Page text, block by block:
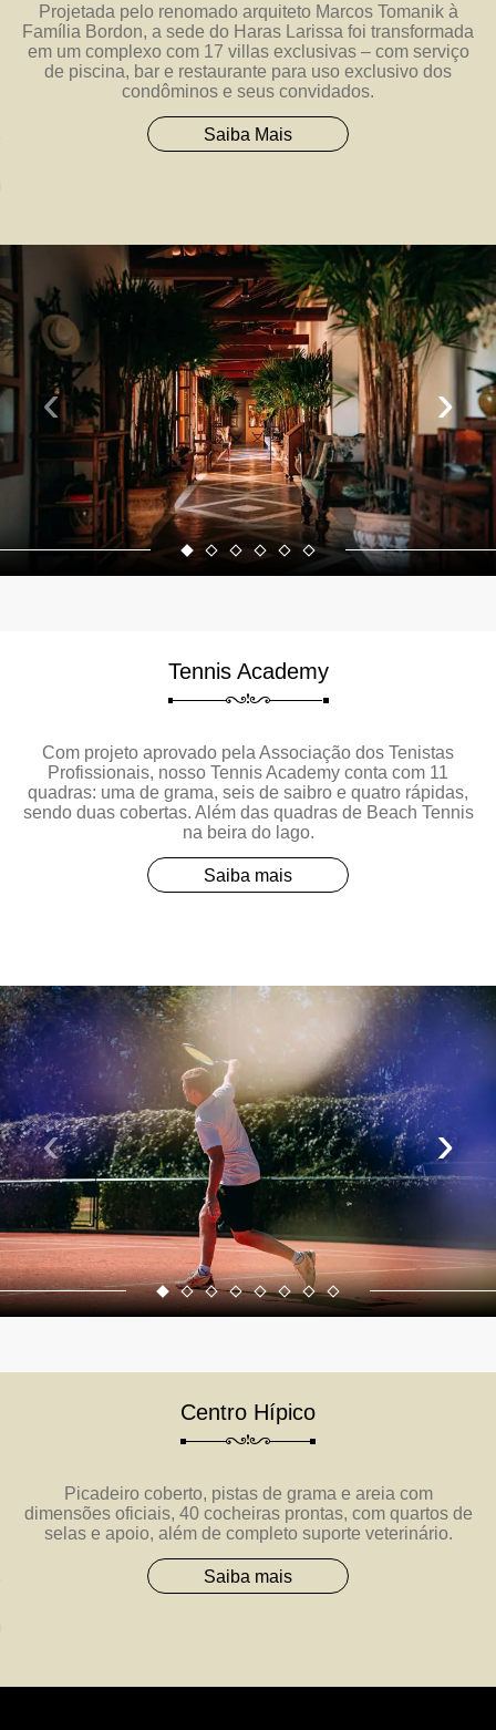
Projetada pelo renomado arquiteto Marcos Tomanik à
Família Bordon, a sede do Haras Larissa foi transformada
em um complexo com 17 villas exclusivas – com serviço
de piscina, bar e restaurante para uso exclusivo dos
condôminos e seus convidados.
Saiba Mais
‹ ›
‹ ›
Tennis Academy
Com projeto aprovado pela Associação dos Tenistas
Profissionais, nosso Tennis Academy conta com 11
quadras: uma de grama, seis de saibro e quatro rápidas,
sendo duas cobertas. Além das quadras de Beach Tennis
na beira do lago.
Saiba mais
Centro Hípico
Picadeiro coberto, pistas de grama e areia com
dimensões oficiais, 40 cocheiras prontas, com quartos de
selas e apoio, além de completo suporte veterinário.
Saiba mais